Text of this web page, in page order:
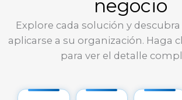
negocio
Explore cada solución y
aplicarse a su organización. Haga
para ver el detalle